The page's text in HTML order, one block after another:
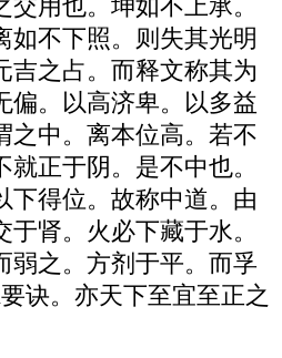
用也。坤如不上承。
如不下照。则失其光明
吉之占。而释文称其为
偏。以高济卑。以多益
之中。离本位高。若不
就正于阴。是不中也。
下得位。故称中道。由
肾。火必下藏于水。
弱之。方剂于平。而孚
诀。亦天下至宜至正之